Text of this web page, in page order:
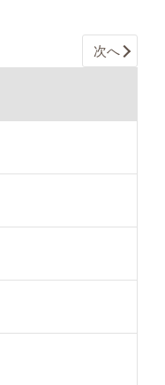
次へ